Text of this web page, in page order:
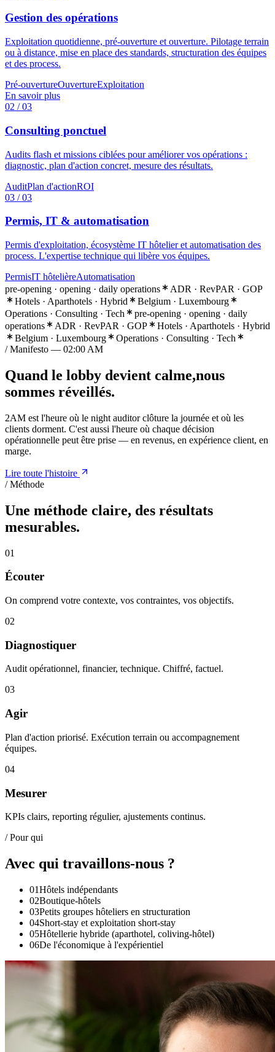
Gestion des opérations
Exploitation quotidienne, pré-ouverture et ouverture. Pilotage terrain
ou à distance, mise en place des standards, structuration des équipes
et des process.
Pré-ouvertureOuvertureExploitation
En savoir plus
02 / 03
Consulting ponctuel
Audits flash et missions ciblées pour améliorer vos opérations :
diagnostic, plan d'action concret, mesure des résultats.
AuditPlan d'actionROI
03 / 03
Permis, IT & automatisation
Permis d'exploitation, écosystème IT hôtelier et automatisation des
process. L'expertise technique qui libère vos équipes.
PermisIT hôtelièreAutomatisation
pre-opening · opening · daily operations
ADR · RevPAR · GOP
Hotels · Aparthotels · Hybrid
Belgium · Luxembourg
Operations · Consulting · Tech
pre-opening · opening · daily
operations
ADR · RevPAR · GOP
Hotels · Aparthotels · Hybrid
Belgium · Luxembourg
Operations · Consulting · Tech
/ Manifesto — 02:00 AM
Quand le lobby devient calme,nous
sommes réveillés.
2AM est l'heure où le night auditor clôture la journée et où les
clients dorment. C'est aussi l'heure où chaque décision
opérationnelle peut être prise — en revenus, en expérience client, en
marge.
Lire toute l'histoire
/ Méthode
Une méthode claire, des résultats
mesurables.
01
Écouter
On comprend votre contexte, vos contraintes, vos objectifs.
02
Diagnostiquer
Audit opérationnel, financier, technique. Chiffré, factuel.
03
Agir
Plan d'action priorisé. Exécution terrain ou accompagnement
équipes.
04
Mesurer
KPIs clairs, reporting régulier, ajustements continus.
/ Pour qui
Avec qui travaillons-nous ?
01Hôtels indépendants
02Boutique-hôtels
03Petits groupes hôteliers en structuration
04Short-stay et exploitation short-stay
05Hôtellerie hybride (aparthotel, coliving-hôtel)
06De l'économique à l'expérientiel